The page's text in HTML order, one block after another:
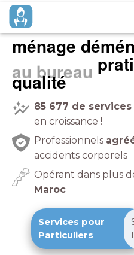
ménage
qualité
85 677 de services
en croissance !
Professionnels
accidents corporels
Opérant dans plus
Maroc
Services pour
Particuliers